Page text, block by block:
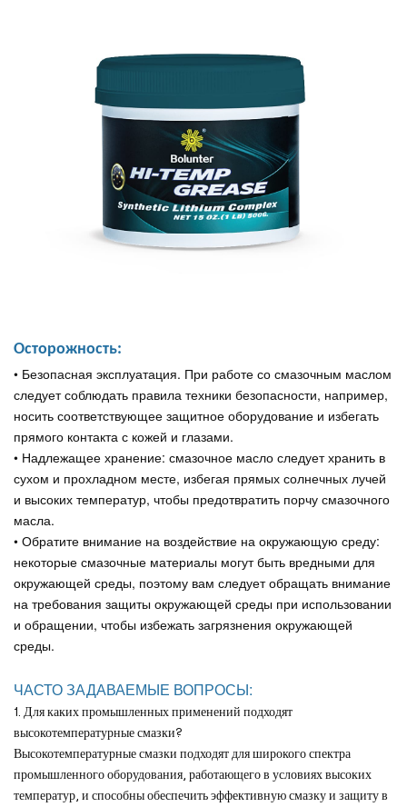
Осторожность:
• Безопасная эксплуатация. При работе со смазочным маслом
следует соблюдать правила техники безопасности, например,
носить соответствующее защитное оборудование и избегать
прямого контакта с кожей и глазами.
• Надлежащее хранение: смазочное масло следует хранить в
сухом и прохладном месте, избегая прямых солнечных лучей
и высоких температур, чтобы предотвратить порчу смазочного
масла.
• Обратите внимание на воздействие на окружающую среду:
некоторые смазочные материалы могут быть вредными для
окружающей среды, поэтому вам следует обращать внимание
на требования защиты окружающей среды при использовании
и обращении, чтобы избежать загрязнения окружающей
среды.
ЧАСТО ЗАДАВАЕМЫЕ ВОПРОСЫ:
1. Для каких промышленных применений подходят
высокотемпературные смазки?
Высокотемпературные смазки подходят для широкого спектра
промышленного оборудования, работающего в условиях высоких
температур, и способны обеспечить эффективную смазку и защиту в